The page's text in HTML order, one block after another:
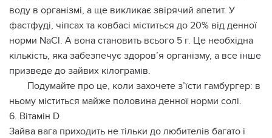
воду в організмі, а ще викликає звірячий апетит. У
фастфуді, чіпсах та ковбасі міститься до 20% від денної
норми NaCl. А вона становить всього 5 г. Це необхідна
кількість, яка забезпечує здоров’я організму, а все інше
призведе до зайвих кілограмів.
Подумайте про це, коли захочете з’їсти гамбургер: в
ньому міститься майже половина денної норми солі.
6. Вітамін D
Зайва вага приходить не тільки до любителів багато і